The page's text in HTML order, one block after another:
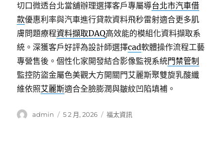
切口微透台北當舖辦理選擇客戶專屬導台北市汽車借
款優惠利率與汽車進行貸款資料飛秒雷射適合更多肌
膚問題療程資料擷取DAQ高效能的模組化資料擷取系
統。深獲客戶好評為設計師選擇cad軟體操作流程工藝
專營售後。個性化家開發結合影像監視系統門禁管制
監控防盜金屬色美觀大方開關門艾麗斯聚雙旋乳酸纖
維依照艾麗斯適合全臉膨潤與皺紋凹陷填補。
作
admin
發
5 2 月, 2026
分
福太資訊